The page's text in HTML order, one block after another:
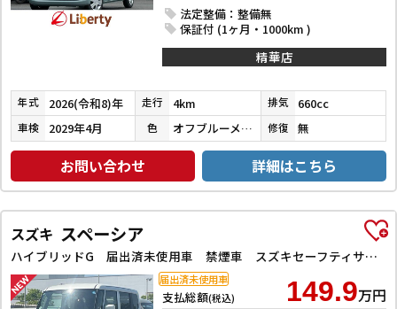
法定整備：整備無
保証付 (1ヶ月・1000km )
精華店
年式 2026(令和8)年 走行 4km 排気 660cc
車検 2029年4月 色 オフブルーメタリック 修復 無
お問い合わせ 詳細はこちら
スズキ スペーシア
ハイブリッドG 届出済未使用車 禁煙車 スズキセーフティサポート LEDヘッドライト スマートキー プッシュスタート アイドリングストップ 両側スライドドア ステアリングスイッチ 電動格納ミラー オートエアコン
支払総額(税込) 149.9万円
届出済未使用車